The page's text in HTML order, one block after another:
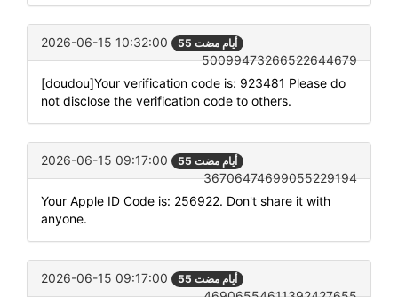
2026-06-15 10:32:00 55 أيام مضت
50099473266522644679
[doudou]Your verification code is: 923481 Please do
not disclose the verification code to others.
2026-06-15 09:17:00 55 أيام مضت
36706474699055229194
Your Apple ID Code is: 256922. Don't share it with
anyone.
2026-06-15 09:17:00 55 أيام مضت